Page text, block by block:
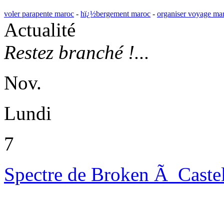
voler parapente maroc - hï¿½bergement maroc - organiser voyage
Actualité
Restez branché !...
Nov.
Lundi
7
Spectre de Broken Ã